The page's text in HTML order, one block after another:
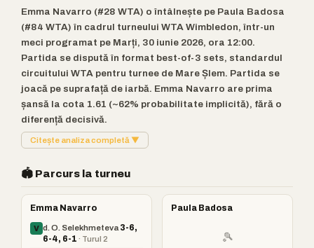
Emma Navarro (#28 WTA) o întâlnește pe Paula Badosa
(#84 WTA) în cadrul turneului WTA Wimbledon, într-un
meci programat pe Marți, 30 iunie 2026, ora 12:00.
Partida se dispută în format best-of-3 sets, standardul
circuitului WTA pentru turnee de Mare Șlem. Partida se
joacă pe suprafață de iarbă. Emma Navarro are prima
șansă la cota 1.61 (~62% probabilitate implicită), fără o
diferență decisivă.
Citește analiza completă ▼
🏟️ Parcurs la turneu
Emma Navarro
V d. O. Selekhmeteva 3-6,
6-4, 6-1 · Turul 2
Paula Badosa
🎾